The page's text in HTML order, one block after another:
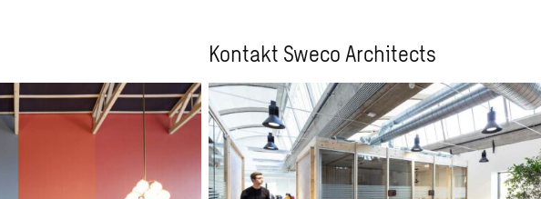
Kontakt Sweco Architects